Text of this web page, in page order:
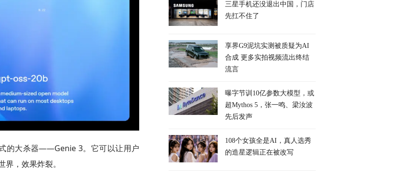
的大杀器——Genie 3。它可以让用户
，效果炸裂。
三星手机还没退出中国，门店
先扛不住了
享界G9泥坑实测被质疑为AI
合成 更多实拍视频流出终结
流言
曝字节训10亿参数大模型，或
超Mythos 5，张一鸣、梁汝波
先后发声
108个女孩全是AI，真人选秀
的造星逻辑正在被改写